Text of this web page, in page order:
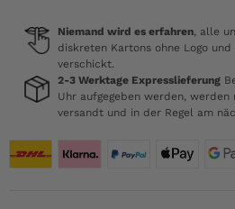
Niemand wird es erfahren, alle
diskreten Kartons ohne Logo
verschickt.
2-3 Werktage Expresslieferung
Uhr aufgegeben werden, werden
versandt und in der Regel am